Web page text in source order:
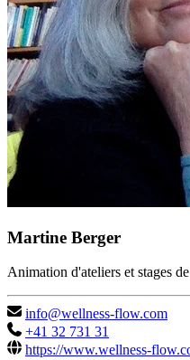
Martine Berger
Animation d'ateliers et stages
info@wellness-flow.com
+41 32 731 31
https://www.wellness-